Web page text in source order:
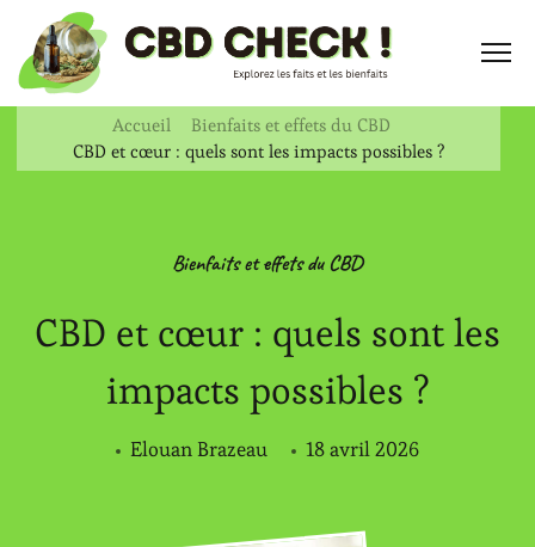
Accueil
Bienfaits et effets du CBD
CBD et cœur : quels sont les impacts possibles ?
Bienfaits et effets du CBD
CBD et cœur : quels sont les
impacts possibles ?
Elouan Brazeau 18 avril 2026